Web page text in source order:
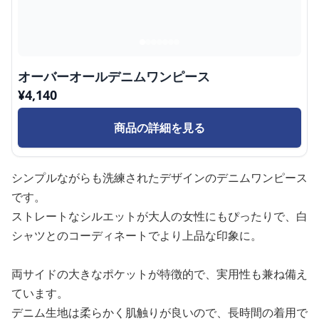
オーバーオールデニムワンピース
¥4,140
商品の詳細を見る
シンプルながらも洗練されたデザインのデニムワンピース
です。
ストレートなシルエットが大人の女性にもぴったりで、白
シャツとのコーディネートでより上品な印象に。
両サイドの大きなポケットが特徴的で、実用性も兼ね備え
ています。
デニム生地は柔らかく肌触りが良いので、長時間の着用で